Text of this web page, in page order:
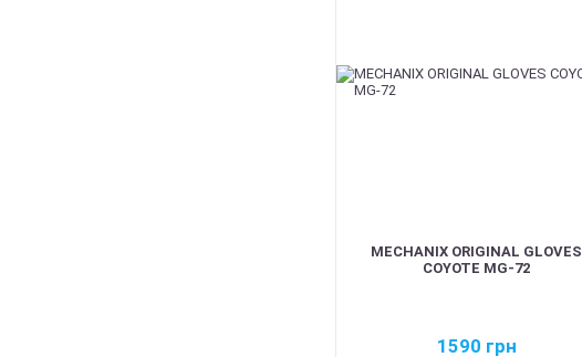
MECHANIX ORIGINAL GLOVES
COYOTE MG-72
1590 грн